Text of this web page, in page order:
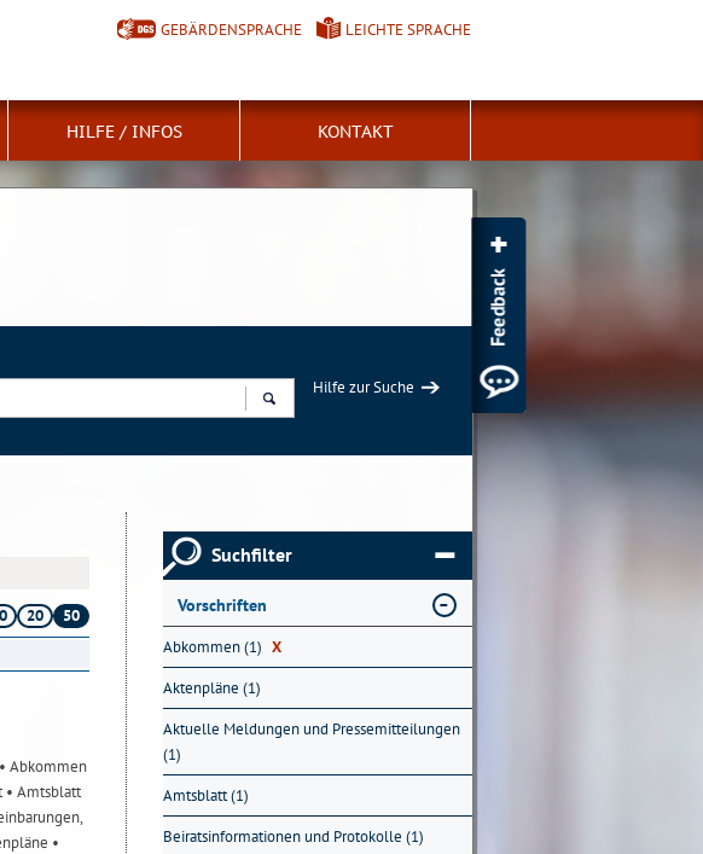
GEBÄRDENSPRACHE LEICHTE SPRACHE
HILFE / INFOS KONTAKT
Hilfe zur Suche
20
50
• Abkommen
• Amtsblatt
•
Suchfilter
Vorschriften
Abkommen (1) X
Aktenpläne (1)
Aktuelle Meldungen und Pressemitteilungen
(1)
Amtsblatt (1)
Beiratsinformationen und Protokolle (1)